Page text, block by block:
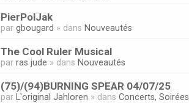
PierPolJak
pargbougard » dans Nouveautés
The Cool Ruler Musical
parras jude » dans Nouveautés
(75)/(94)BURNING SPEAR 04/07/25
par L'original Jahloren » dansConcerts, Soirées